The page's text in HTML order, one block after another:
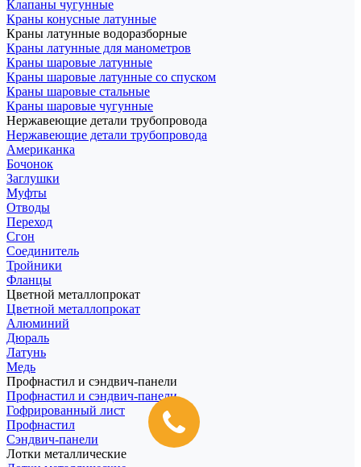
Клапаны чугунные
Краны конусные латунные
Краны латунные водоразборные
Краны латунные для манометров
Краны шаровые латунные
Краны шаровые латунные со спуском
Краны шаровые стальные
Краны шаровые чугунные
Нержавеющие детали трубопровода
Нержавеющие детали трубопровода
Американка
Бочонок
Заглушки
Муфты
Отводы
Переход
Сгон
Соединитель
Тройники
Фланцы
Цветной металлопрокат
Цветной металлопрокат
Алюминий
Дюраль
Латунь
Медь
Профнастил и сэндвич-панели
Профнастил и сэндвич-панели
Гофрированный лист
Профнастил
Сэндвич-панели
Лотки металлические